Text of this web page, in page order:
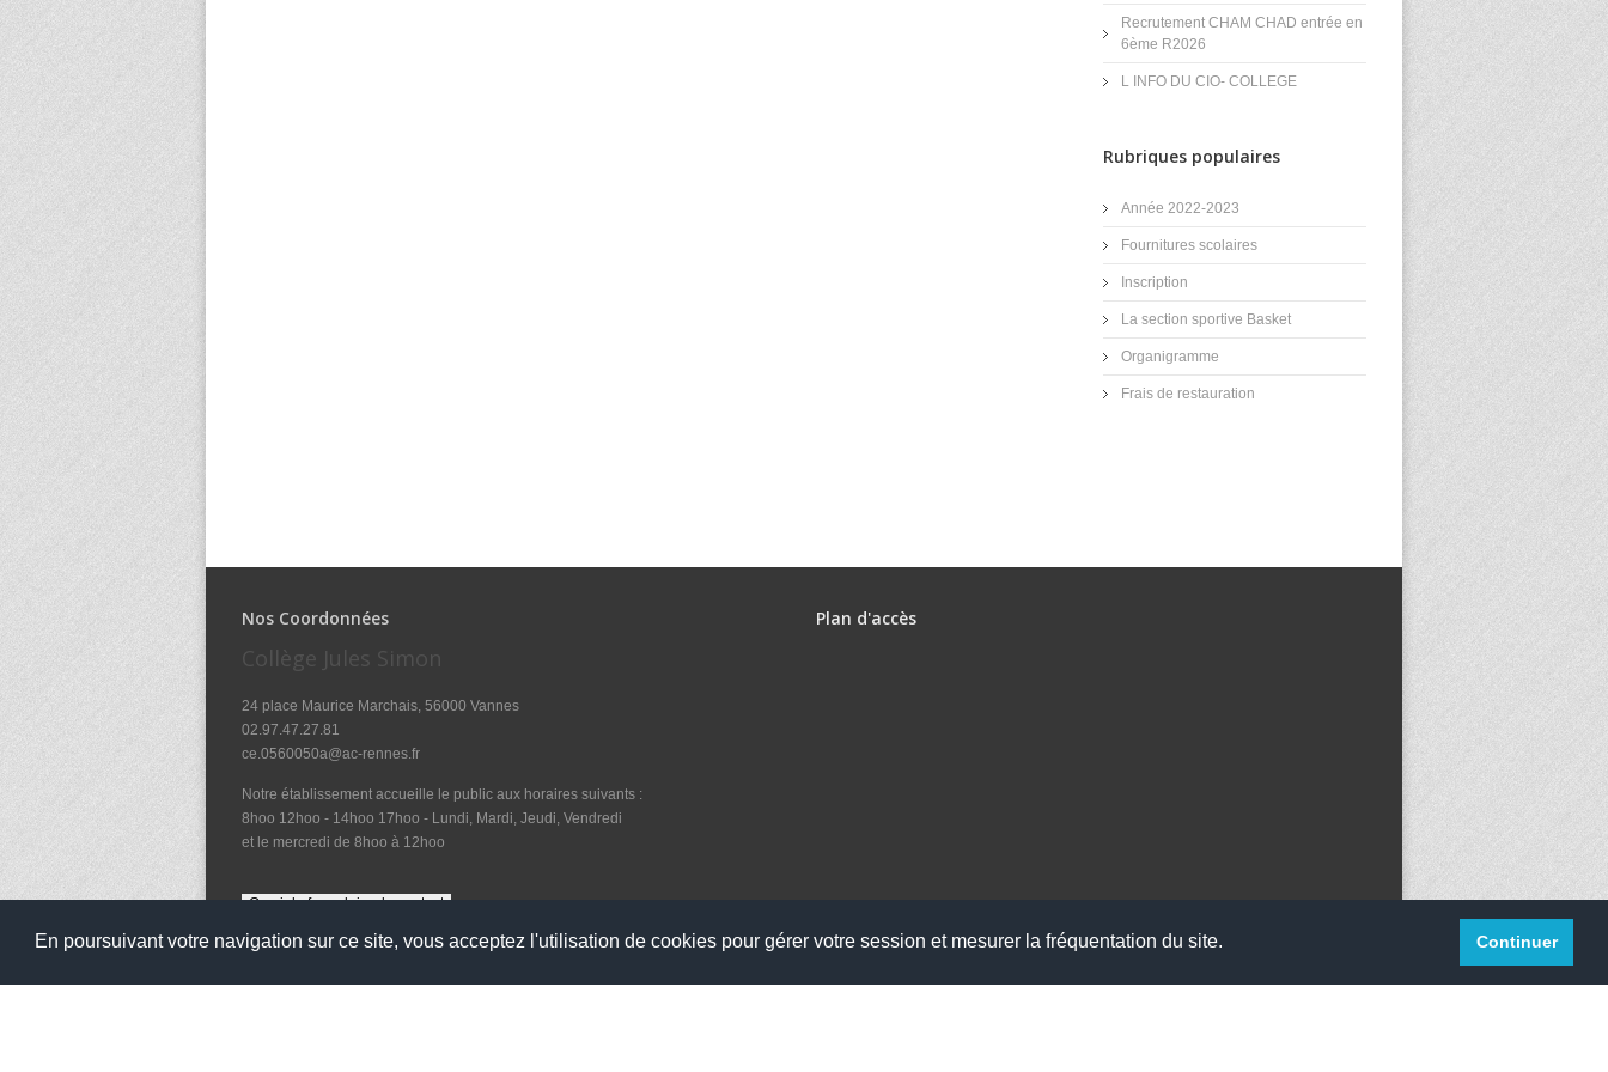
En poursuivant votre navigation sur ce site, vous acceptez l'utilisation de cookies pour gérer votre session et mesurer la fréquentation du site. Continuer
Recrutement CHAM CHAD entrée en
6ème R2026
L INFO DU CIO- COLLEGE
Rubriques populaires
Année 2022-2023
Fournitures scolaires
Inscription
La section sportive Basket
Organigramme
Frais de restauration
Nos Coordonnées
Collège Jules Simon
24 place Maurice Marchais, 56000 Vannes
02.97.47.27.81
ce.0560050a@ac-rennes.fr
Notre établissement accueille le public aux horaires suivants :
8hoo 12hoo - 14hoo 17hoo - Lundi, Mardi, Jeudi, Vendredi
et le mercredi de 8hoo à 12hoo
Plan d'accès